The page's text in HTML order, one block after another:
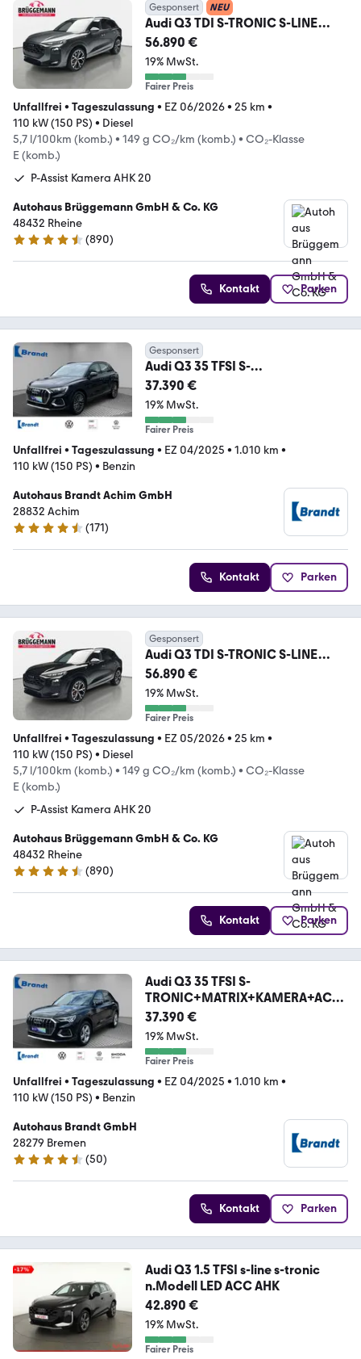
Gesponsert NEU
Audi Q3 TDI S-TRONIC S-LINE
NAVI LED-PLUS PANO
56.890 €
19% MwSt.
Fairer Preis
Unfallfrei • Tageszulassung • EZ 06/2026• 25 km •
110 kW (150 PS) • Diesel
5,7 l/100km (komb.) • 149 g CO₂/km (komb.) • CO₂-Klasse
E (komb.)
P-Assist Kamera AHK 20
Autohaus Brüggemann GmbH & Co. KG
48432 Rheine
4.7 Sterne
(890)
Kontakt Parken
Gesponsert
Audi Q3 35 TFSI S-
TRONIC+LED+STANDH+KAMERA+
AHK
37.390 €
19% MwSt.
Fairer Preis
Unfallfrei • Tageszulassung • EZ 04/2025 • 1.010 km •
110 kW (150 PS) • Benzin
Autohaus Brandt Achim GmbH
28832 Achim
4.7 Sterne
(171)
Kontakt Parken
Gesponsert
Audi Q3 TDI S-TRONIC S-LINE
NAVI LED-PLUS PANO
56.890 €
19% MwSt.
Fairer Preis
Unfallfrei • Tageszulassung • EZ 05/2026• 25 km •
110 kW (150 PS) • Diesel
5,7 l/100km (komb.) • 149 g CO₂/km (komb.) • CO₂-Klasse
E (komb.)
P-Assist Kamera AHK 20
Autohaus Brüggemann GmbH & Co. KG
48432 Rheine
4.7 Sterne
(890)
Kontakt Parken
Audi Q3 35 TFSI S-
TRONIC+MATRIX+KAMERA+ACC
+AHK+DIG.CP
37.390 €
19% MwSt.
Fairer Preis
Unfallfrei • Tageszulassung • EZ 04/2025 • 1.010 km •
110 kW (150 PS) • Benzin
Autohaus Brandt GmbH
28279 Bremen
4.5 Sterne
(50)
Kontakt Parken
Audi Q3 1.5 TFSI s-line s-tronic
n.Modell LED ACC AHK
42.890 €
19% MwSt.
Fairer Preis